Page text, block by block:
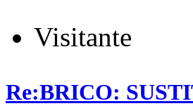
Visitante
Re:BRICO: